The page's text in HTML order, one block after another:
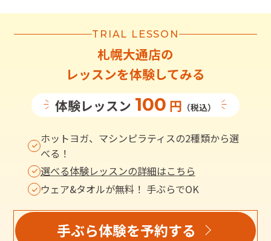
TRIAL LESSON
札幌大通店の
レッスンを体験してみる
体験レッスン 100 円 （税込）
ホットヨガ、マシンピラティスの2種類から選
べる！
選べる体験レッスンの詳細はこちら
ウェア&タオルが無料！ 手ぶらでOK
手ぶら体験を予約する